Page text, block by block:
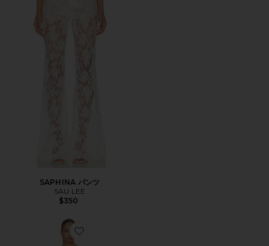
SAPHINA パンツ
SAU LEE
$350
Favorite BRUNA ミニドレス